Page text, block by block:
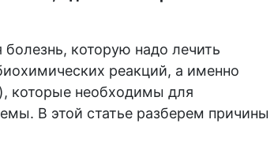
которую надо лечить
реакций, а именно
которые необходимы для
В этой статье разберем причины